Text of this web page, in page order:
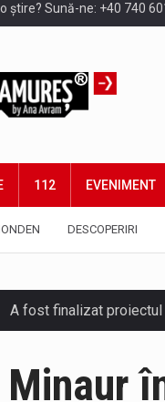
știre? Sună-ne: +40 740
112 EVENIMENT
DESCOPERIRI
A fost finalizat proiectul